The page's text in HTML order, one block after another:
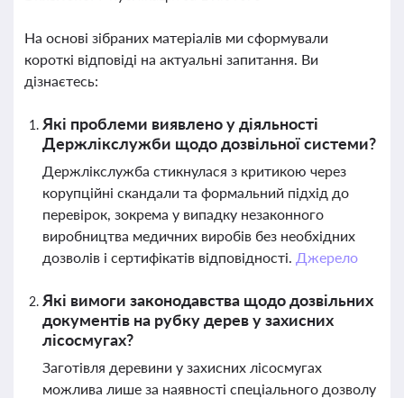
На основі зібраних матеріалів ми сформували
короткі відповіді на актуальні запитання. Ви
дізнаєтесь:
Які проблеми виявлено у діяльності
Держлікслужби щодо дозвільної системи?
Держлікслужба стикнулася з критикою через
корупційні скандали та формальний підхід до
перевірок, зокрема у випадку незаконного
виробництва медичних виробів без необхідних
дозволів і сертифікатів відповідності. Джерело
Які вимоги законодавства щодо дозвільних
документів на рубку дерев у захисних
лісосмугах?
Заготівля деревини у захисних лісосмугах
можлива лише за наявності спеціального дозволу